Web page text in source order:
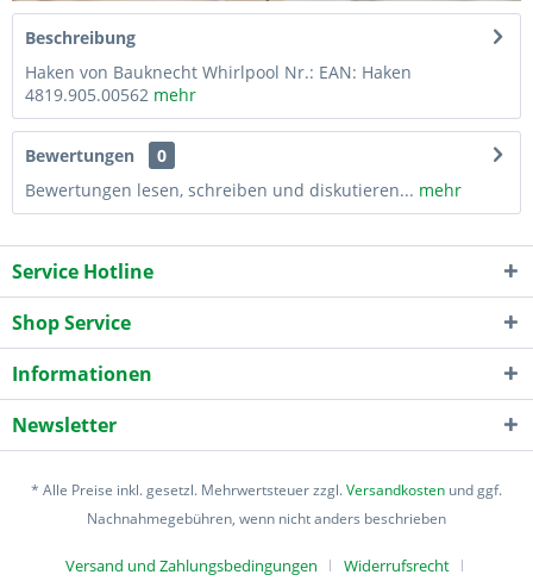
Beschreibung
Haken von Bauknecht Whirlpool Nr.: EAN: Haken
4819.905.00562 mehr
Bewertungen
0
Bewertungen lesen, schreiben und diskutieren... mehr
Service Hotline
Shop Service
Informationen
Newsletter
* Alle Preise inkl. gesetzl. Mehrwertsteuer zzgl.Versandkosten und ggf.
Nachnahmegebühren, wenn nicht anders beschrieben
Versand und Zahlungsbedingungen Widerrufsrecht